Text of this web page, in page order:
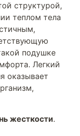
структурой,
теплом тела
подушке
Легкий
оказывает
жесткости.